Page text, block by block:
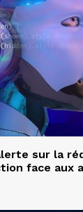
sur la
face aux